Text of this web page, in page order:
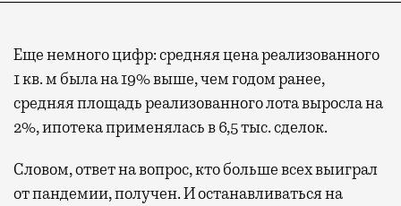
Еще немного цифр: средняя цена реализованного
1 кв. м была на 19% выше, чем годом ранее,
средняя площадь реализованного лота выросла на
2%, ипотека применялась в 6,5 тыс. сделок.
Словом, ответ на вопрос, кто больше всех выиграл
от пандемии, получен. И останавливаться на